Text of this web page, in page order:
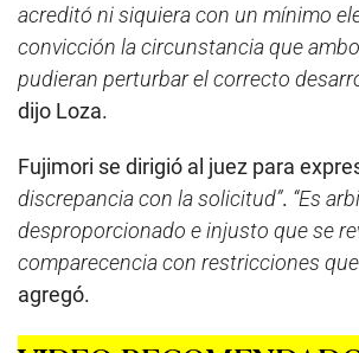
acreditó ni siquiera con un mínimo
convicción la circunstancia que
pudieran perturbar el correcto
dijo Loza.
Fujimori se dirigió al juez para
discrepancia con la solicitud”. “Es
desproporcionado e injusto que se
comparecencia con restricciones
agregó.